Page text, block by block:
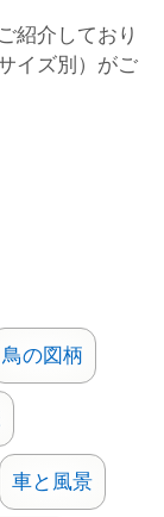
紹介しており
イズ別）がご
鳥の図柄
車と風景